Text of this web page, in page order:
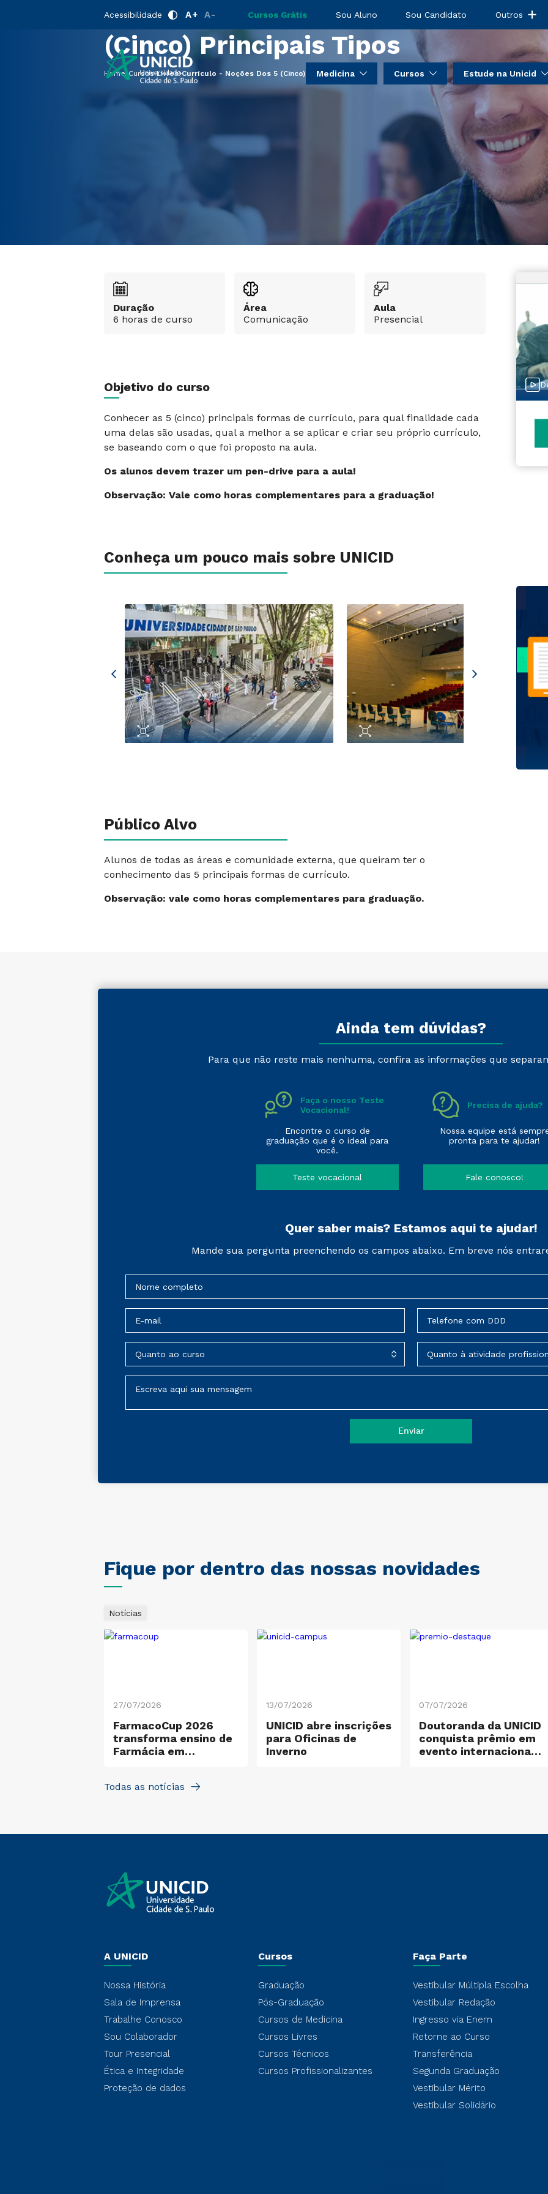
Acessibilidade A+ A- Cursos Grátis Sou Aluno Sou Candidato Outros
Medicina Cursos Estude na Unicid
Currículo - Noções Dos 5
(Cinco) Principais Tipos
Home Cursos Livres Currículo - Noções Dos 5 (Cinco) Principais Tipos
Duração
6 horas de curso
Área
Comunicação
Aula
Presencial
Objetivo do curso
Conhecer as 5 (cinco) principais formas de currículo, para qual finalidade cada
uma delas são usadas, qual a melhor a se aplicar e criar seu próprio currículo,
se baseando com o que foi proposto na aula.
Os alunos devem trazer um pen-drive para a aula!
Observação: Vale como horas complementares para a graduação!
Conheça um pouco mais sobre UNICID
Público Alvo
Alunos de todas as áreas e comunidade externa, que queiram ter o
conhecimento das 5 principais formas de currículo.
Observação: vale como horas complementares para graduação.
Ainda tem dúvidas?
Para que não reste mais nenhuma, confira as informações que
Faça o nosso Teste
Vocacional!
Encontre o curso de
graduação que é o ideal para
você.
Teste vocacional
Precisa de ajuda?
Nossa equipe está
pronta para te ajudar!
Fale conosco!
Quer saber mais? Estamos aqui te ajudar!
Mande sua pergunta preenchendo os campos abaixo. Em breve nós
Fique por dentro das nossas novidades
Notícias
27/07/2026
FarmacoCup 2026
transforma ensino de
Farmácia em
na UNICID
13/07/2026
UNICID abre inscrições
para Oficinas de
Inverno
07/07/2026
Doutoranda da UNICID
conquista prêmio em
evento internacional
Todas as notícias
A UNICID
Nossa História
Sala de Imprensa
Trabalhe Conosco
Sou Colaborador
Tour Presencial
Ética e Integridade
Proteção de dados
Cursos
Graduação
Pós-Graduação
Cursos de Medicina
Cursos Livres
Cursos Técnicos
Cursos Profissionalizantes
Faça Parte
Vestibular Múltipla Escolha
Vestibular Redação
Ingresso via Enem
Retorne ao Curso
Transferência
Segunda Graduação
Vestibular Mérito
Vestibular Solidário